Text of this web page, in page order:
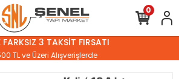
FARKSIZ 3 TAKSİT FIRSATI
TL ve Üzeri Alışverişlerde
0